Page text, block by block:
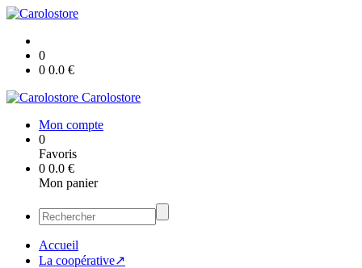
0
0 0.0 €
Carolostore
Mon compte
0
Favoris
0 0.0 €
Mon panier
Accueil
La coopérative↗